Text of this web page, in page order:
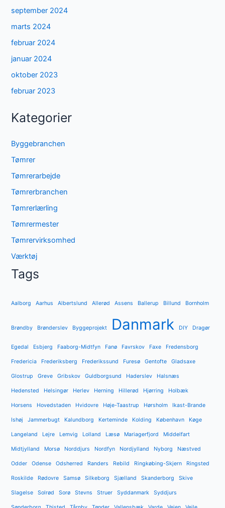
september 2024
marts 2024
februar 2024
januar 2024
oktober 2023
februar 2023
Kategorier
Byggebranchen
Tømrer
Tømrerarbejde
Tømrerbranchen
Tømrerlærling
Tømrermester
Tømrervirksomhed
Værktøj
Tags
Aalborg Aarhus Albertslund Allerød Assens Ballerup Billund Bornholm
Brøndby Brønderslev Byggeprojekt Danmark DIY Dragør
Egedal Esbjerg Faaborg-Midtfyn Fanø Favrskov Faxe Fredensborg
Fredericia Frederiksberg Frederikssund Furesø Gentofte Gladsaxe
Glostrup Greve Gribskov Guldborgsund Haderslev Halsnæs
Hedensted Helsingør Herlev Herning Hillerød Hjørring Holbæk
Horsens Hovedstaden Hvidovre Høje-Taastrup Hørsholm Ikast-Brande
Ishøj Jammerbugt Kalundborg Kerteminde Kolding København Køge
Langeland Lejre Lemvig Lolland Læsø Mariagerfjord Middelfart
Midtjylland Morsø Norddjurs Nordfyn Nordjylland Nyborg Næstved
Odder Odense Odsherred Randers Rebild Ringkøbing-Skjern Ringsted
Roskilde Rødovre Samsø Silkeborg Sjælland Skanderborg Skive
Slagelse Solrød Sorø Stevns Struer Syddanmark Syddjurs